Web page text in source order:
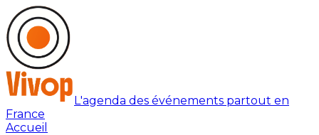
L'agenda des événements partout en
France
Accueil